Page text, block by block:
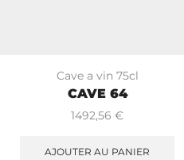
Cave a vin 75cl
CAVE 64
1492,56 €
AJOUTER AU PANIER